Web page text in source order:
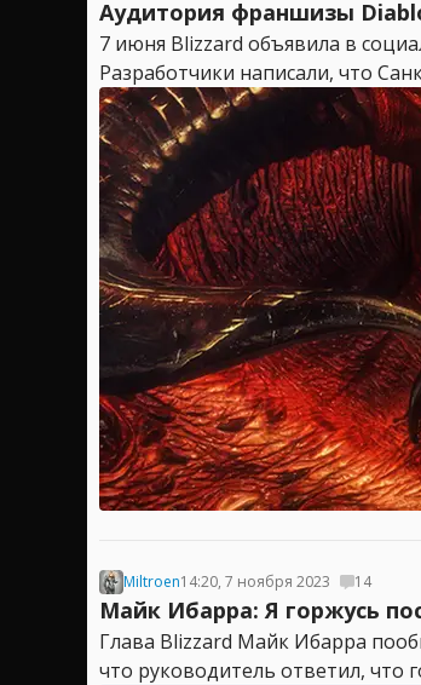
Аудитория франшизы
7 июня Blizzard объявила в
Разработчики написали, что
Miltroen14:20, 7 ноября 2023 14
Майк Ибарра: Я горжусь
Глава Blizzard Майк Ибарра
что руководитель ответил, что